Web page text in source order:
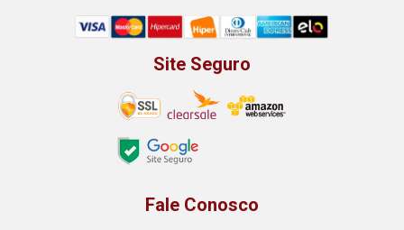
Site Seguro
Fale Conosco